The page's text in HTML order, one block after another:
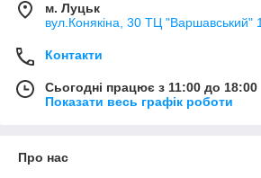
м. Луцьк
вул.Конякіна, 30 ТЦ "Варшавський"
Контакти
Сьогодні працює з 11:00 до 18:00
Показати весь графік роботи
Про нас